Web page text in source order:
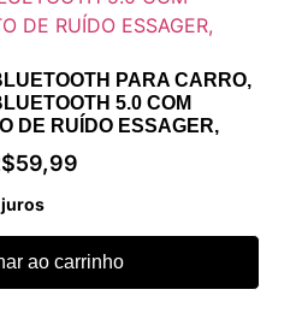
PARA CARRO,
5.0 COM
DE RUÍDO ESSAGER,
59,99
ao carrinho